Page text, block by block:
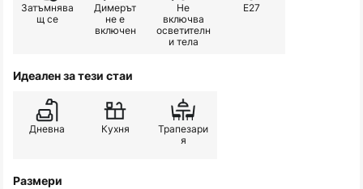
Затъмнява
щ се
Димерът
не е
включен
Не
включва
осветителн
и тела
E27
Идеален за тези стаи
Дневна Кухня
Трапезари
я
Размери